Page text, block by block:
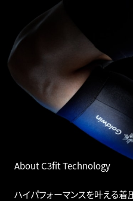
About C3fit Technology
ハイパフォーマンスを叶える着